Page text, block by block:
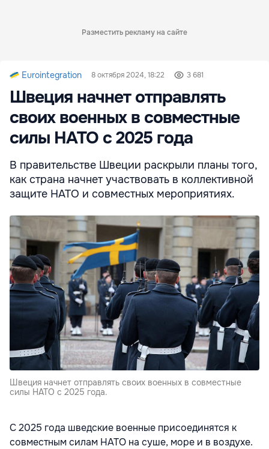
Разместить рекламу на сайте
Eurointegration 8 октября 2024, 18:22 3 681
Швеция начнет отправлять
своих военных в совместные
силы НАТО с 2025 года
В правительстве Швеции раскрыли планы того,
как страна начнет участвовать в коллективной
защите НАТО и совместных мероприятиях.
Швеция начнет отправлять своих военных в совместные
силы НАТО с 2025 года.
С 2025 года шведские военные присоединятся к
совместным силам НАТО на суше, море и в воздухе.